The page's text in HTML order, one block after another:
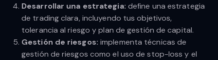
Desarrollar una estrategia: define una estrategia
de trading clara, incluyendo tus objetivos,
tolerancia al riesgo y plan de gestión de capital.
Gestión de riesgos: implementa técnicas de
gestión de riesgos como el uso de stop-loss y el